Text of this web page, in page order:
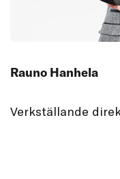
Rauno Hanhela
Verkställande